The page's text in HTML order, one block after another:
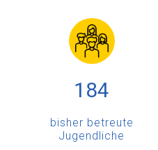
184
bisher betreute
Jugendliche